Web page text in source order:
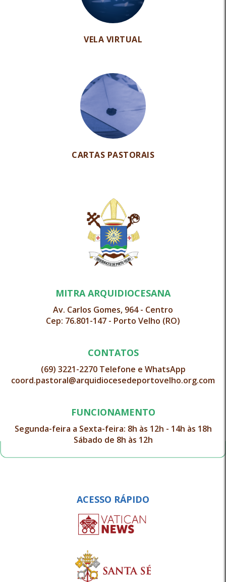
VELA VIRTUAL
CARTAS PASTORAIS
MITRA ARQUIDIOCESANA
Av. Carlos Gomes, 964 - Centro
Cep: 76.801-147 - Porto Velho (RO)
CONTATOS
(69) 3221-2270 Telefone e WhatsApp
coord.pastoral@arquidiocesedeportovelho.org.com
FUNCIONAMENTO
Segunda-feira a Sexta-feira: 8h às 12h - 14h às 18h
Sábado de 8h às 12h
ACESSO RÁPIDO